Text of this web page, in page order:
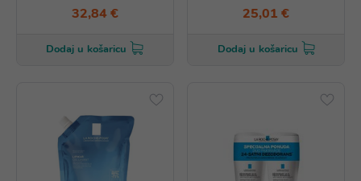
32,84 €
Dodaj u košaricu
25,01 €
Dodaj u košaricu